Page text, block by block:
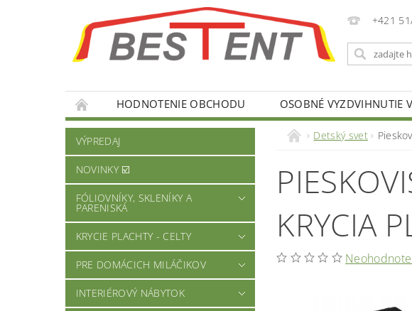
+421
HODNOTENIE OBCHODU OSOBNÉ VYZDVIHNUTIE
VÝPREDAJ
NOVINKY ☑️
FÓLIOVNÍKY, SKLENÍKY A
PARENISKÁ
KRYCIE PLACHTY - CELTY
PRE DOMÁCICH MILÁČIKOV
INTERIÉROVÝ NÁBYTOK
Detský svet
KRYCIA